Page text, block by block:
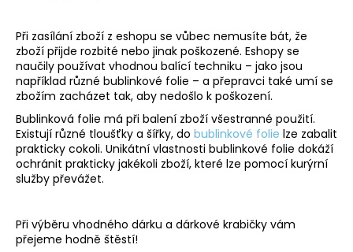
Při zasílání zboží z eshopu se vůbec nemusíte bát, že
zboží přijde rozbité nebo jinak poškozené. Eshopy se
naučily používat vhodnou balící techniku – jako jsou
například různé bublinkové folie – a přepravci také umí se
zbožím zacházet tak, aby nedošlo k poškození.
Bublinková folie má při balení zboží všestranné použití.
Existují různé tloušťky a šířky, do bublinkové folie lze zabalit
prakticky cokoli. Unikátní vlastnosti bublinkové folie dokáží
ochránit prakticky jakékoli zboží, které lze pomocí kurýrní
služby převážet.
Při výběru vhodného dárku a dárkové krabičky vám
přejeme hodně štěstí!
D
o
p
o
r
u
č
u
j
e
e